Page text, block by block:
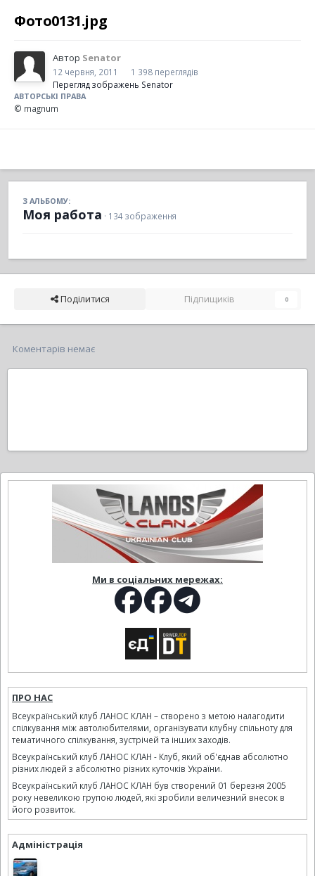
Фото0131.jpg
Автор Senator
12 червня, 2011
1 398 переглядів
Перегляд зображень Senator
АВТОРСЬКІ ПРАВА
© magnum
З АЛЬБОМУ:
Моя работа · 134 зображення
Поділитися Підпищиків 0
Коментарів немає
Ми в соціальних мережах:
ПРО НАС
Всеукраїнський клуб ЛАНОС КЛАН – створено з метою налагодити
спілкування між автолюбителями, організувати клубну спільноту для
тематичного спілкування, зустрічей та інших заходів.
Всеукраїнський клуб ЛАНОС КЛАН - Клуб, який об'єднав абсолютно
різних людей з абсолютно різних куточків України.
Всеукраїнський клуб ЛАНОС КЛАН був створений 01 березня 2005
року невеликою групою людей, які зробили величезний внесок в
його розвиток.
Адміністрація